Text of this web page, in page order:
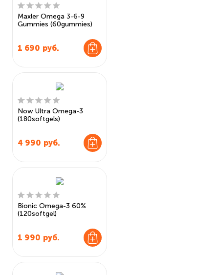
Maxler Omega 3-6-9
Gummies (60gummies)
1 690 руб.
Now Ultra Omega-3
(180softgels)
4 990 руб.
Bionic Omega-3 60%
(120softgel)
1 990 руб.